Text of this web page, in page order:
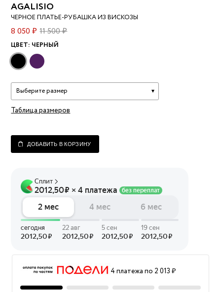
AGALISIO
ЧЕРНОЕ ПЛАТЬЕ-РУБАШКА ИЗ ВИСКОЗЫ
8 050 ₽ 11 500 ₽
ЦВЕТ: ЧЕРНЫЙ
Выберите размер
Таблица размеров
ДОБАВИТЬ В КОРЗИНУ
4 платежа по 2 013 ₽